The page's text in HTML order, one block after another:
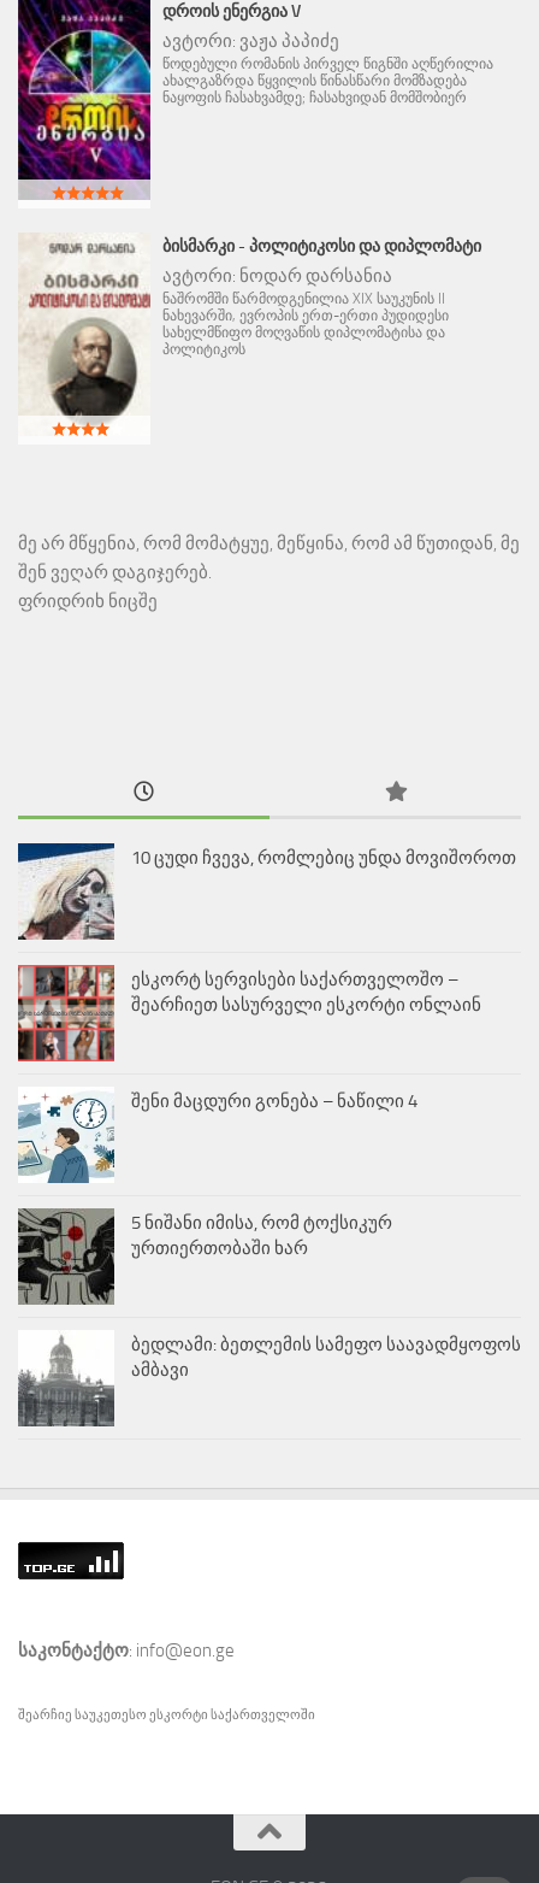
ᲓᲠᲝᲘᲡ ᲔᲜᲔᲠᲒᲘᲐ V
ავტორი: ვაჟა პაპიძე
წოდებული რომანის პირველ წიგნში აღწერილია
ახალგაზრდა წყვილის წინასწარი მომზადება
ნაყოფის ჩასახვამდე; ჩასახვიდან მომშობიერ
ᲑᲘᲡᲛᲐᲠᲙᲘ - ᲞᲝᲚᲘᲢᲘᲙᲝᲡᲘ ᲓᲐ ᲓᲘᲞᲚᲝᲛᲐᲢᲘ
ავტორი: ნოდარ დარსანია
ნაშრომში წარმოდგენილია XIX საუკუნის II
ნახევარში, ევროპის ერთ-ერთი პუდიდესი
სახელმწიფო მოღვაწის დიპლომატისა და
პოლიტიკოს
მე არ მწყენია, რომ მომატყუე, მეწყინა, რომ ამ წუთიდან, მე
შენ ვეღარ დაგიჯერებ.
ფრიდრიხ ნიცშე
10 ცუდი ჩვევა, რომლებიც უნდა მოვიშოროთ
ესკორტ სერვისები საქართველოშო –
შეარჩიეთ სასურველი ესკორტი ონლაინ
შენი მაცდური გონება – ნაწილი 4
5 ნიშანი იმისა, რომ ტოქსიკურ
ურთიერთობაში ხარ
ბედლამი: ბეთლემის სამეფო საავადმყოფოს
ამბავი
საკონტაქტო: info@eon.ge
შეარჩიე საუკეთესო ესკორტი საქართველოში